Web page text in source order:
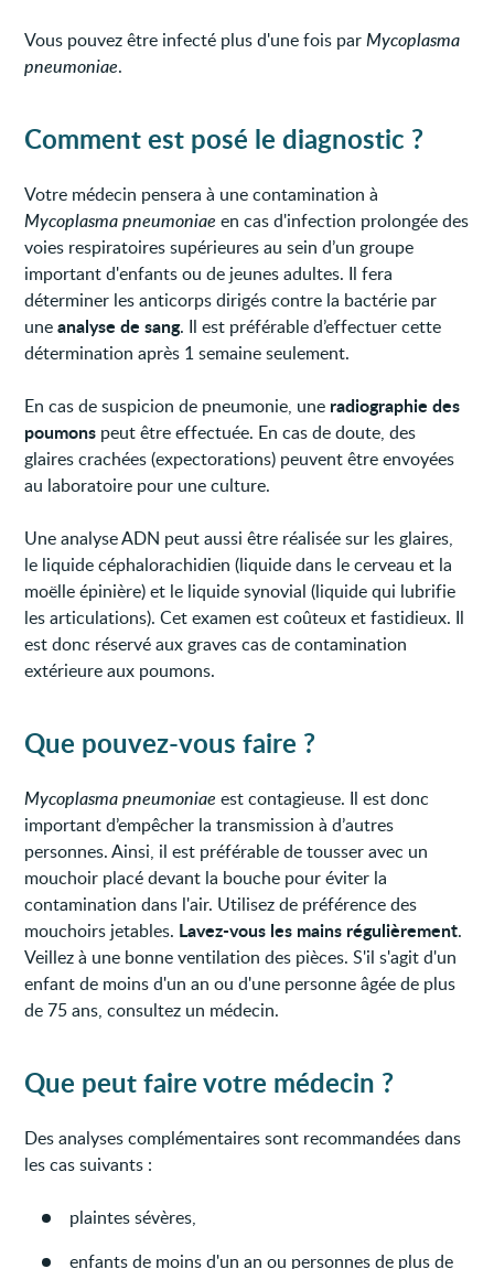
Vous pouvez être infecté plus d'une fois parMycoplasma
pneumoniae.
Comment est posé le diagnostic ?
Votre médecin pensera à une contamination à
Mycoplasma pneumoniaeen cas d'infection prolongée des
voies respiratoires supérieures au sein d’un groupe
important d'enfants ou de jeunes adultes. Il fera
déterminer les anticorps dirigés contre la bactérie par
uneanalyse de sang. Il est préférable d’effectuer cette
détermination après 1 semaine seulement.
En cas de suspicion de pneumonie, une radiographie des
poumons peut être effectuée. En cas de doute, des
glaires crachées (expectorations) peuvent être envoyées
au laboratoire pour une culture.
Une analyse ADN peut aussi être réalisée sur les glaires,
le liquide céphalorachidien (liquide dans le cerveau et la
moëlle épinière) et le liquide synovial (liquide qui lubrifie
les articulations). Cet examen est coûteux et fastidieux. Il
est donc réservé aux graves cas de contamination
extérieure aux poumons.
Que pouvez-vous faire ?
Mycoplasma pneumoniae est contagieuse. Il est donc
important d’empêcher la transmission à d’autres
personnes. Ainsi, il est préférable de tousser avec un
mouchoir placé devant la bouche pour éviter la
contamination dans l'air. Utilisez de préférence des
mouchoirs jetables. Lavez-vous les mains régulièrement.
Veillez à une bonne ventilation des pièces. S'il s'agit d'un
enfant de moins d'un an ou d'une personne âgée de plus
de 75 ans, consultez un médecin.
Que peut faire votre médecin ?
Des analyses complémentaires sont recommandées dans
les cas suivants :
plaintes sévères,
enfants de moins d'un an ou personnes de plus de